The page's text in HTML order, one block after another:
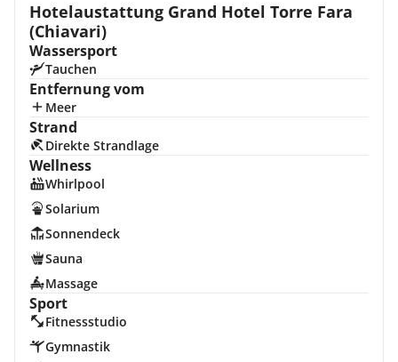
Hotelaustattung Grand Hotel Torre Fara
(Chiavari)
Wassersport
Tauchen
Entfernung vom
Meer
Strand
Direkte Strandlage
Wellness
Whirlpool
Solarium
Sonnendeck
Sauna
Massage
Sport
Fitnessstudio
Gymnastik